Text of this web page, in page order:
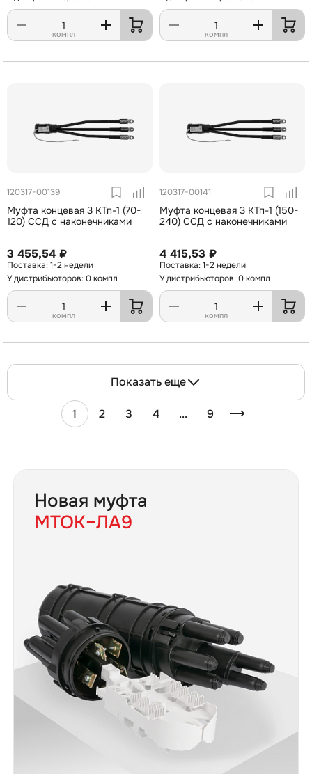
компл компл
120317-00139
Муфта концевая 3 КТп-1 (70-
120) ССД с наконечниками
3 455,54 ₽
1-2 недели
У дистрибьюторов: 0 компл
компл
120317-00141
Муфта концевая 3 КТп-1 (150-
240) ССД с наконечниками
4 415,53 ₽
1-2 недели
У дистрибьюторов: 0 компл
компл
Показать еще
1 2 3 4 ... 9
Новая муфта
МТОК–ЛА9